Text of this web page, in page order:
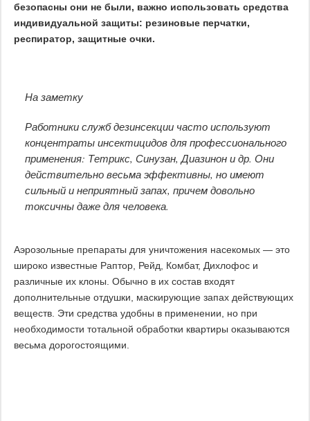
безопасны они не были, важно использовать средства
индивидуальной защиты: резиновые перчатки,
респиратор, защитные очки.
На заметку
Работники служб дезинсекции часто используют
концентраты инсектицидов для профессионального
применения: Тетрикс, Синузан, Диазинон и др. Они
действительно весьма эффективны, но имеют
сильный и неприятный запах, причем довольно
токсичны даже для человека.
Аэрозольные препараты для уничтожения насекомых — это
широко известные Раптор, Рейд, Комбат, Дихлофос и
различные их клоны. Обычно в их состав входят
дополнительные отдушки, маскирующие запах действующих
веществ. Эти средства удобны в применении, но при
необходимости тотальной обработки квартиры оказываются
весьма дорогостоящими.